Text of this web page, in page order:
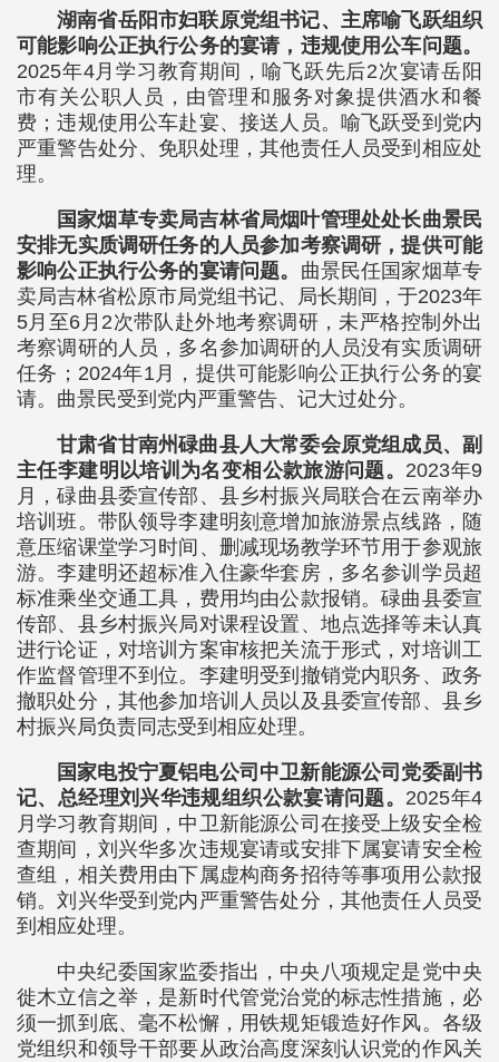
湖南省岳阳市妇联原党组书记、主席喻飞跃组织
可能影响公正执行公务的宴请，违规使用公车问题。
2025年4月学习教育期间，喻飞跃先后2次宴请岳阳
市有关公职人员，由管理和服务对象提供酒水和餐
费；违规使用公车赴宴、接送人员。喻飞跃受到党内
严重警告处分、免职处理，其他责任人员受到相应处
理。
国家烟草专卖局吉林省局烟叶管理处处长曲景民
安排无实质调研任务的人员参加考察调研，提供可能
影响公正执行公务的宴请问题。 曲景民任国家烟草专
卖局吉林省松原市局党组书记、局长期间，于2023年
5月至6月2次带队赴外地考察调研，未严格控制外出
考察调研的人员，多名参加调研的人员没有实质调研
任务；2024年1月，提供可能影响公正执行公务的宴
请。曲景民受到党内严重警告、记大过处分。
甘肃省甘南州碌曲县人大常委会原党组成员、副
主任李建明以培训为名变相公款旅游问题。 2023年9
月，碌曲县委宣传部、县乡村振兴局联合在云南举办
培训班。带队领导李建明刻意增加旅游景点线路，随
意压缩课堂学习时间、删减现场教学环节用于参观旅
游。李建明还超标准入住豪华套房，多名参训学员超
标准乘坐交通工具，费用均由公款报销。碌曲县委宣
传部、县乡村振兴局对课程设置、地点选择等未认真
进行论证，对培训方案审核把关流于形式，对培训工
作监督管理不到位。李建明受到撤销党内职务、政务
撤职处分，其他参加培训人员以及县委宣传部、县乡
村振兴局负责同志受到相应处理。
国家电投宁夏铝电公司中卫新能源公司党委副书
记、总经理刘兴华违规组织公款宴请问题。 2025年4
月学习教育期间，中卫新能源公司在接受上级安全检
查期间，刘兴华多次违规宴请或安排下属宴请安全检
查组，相关费用由下属虚构商务招待等事项用公款报
销。刘兴华受到党内严重警告处分，其他责任人员受
到相应处理。
中央纪委国家监委指出，中央八项规定是党中央
徙木立信之举，是新时代管党治党的标志性措施，必
须一抓到底、毫不松懈，用铁规矩锻造好作风。各级
党组织和领导干部要从政治高度深刻认识党的作风关